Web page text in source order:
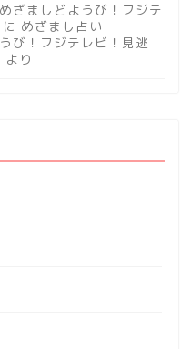
ざましどようび！フジテ
に めざまし占い
び！フジテレビ！見逃
より